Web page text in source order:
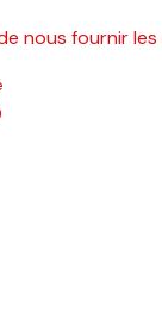
nous fournir